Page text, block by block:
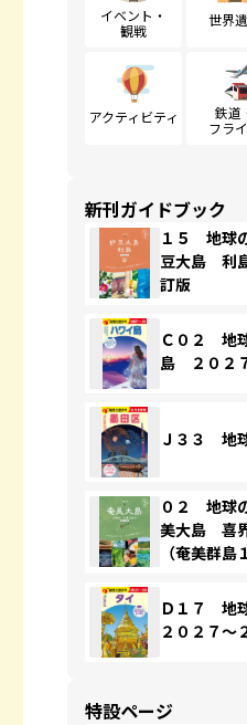
イベント・
観戦
世界
アクティビティ
鉄道
フラ
新刊ガイドブック
１５ 地球
豆大島 利
訂版
Ｃ０２ 地
島 ２０２
Ｊ３３ 地
０２ 地球
美大島 喜
（奄美群
Ｄ１７ 地
２０２７～
特設ページ